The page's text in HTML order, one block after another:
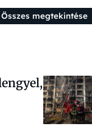
Összes megtekintése